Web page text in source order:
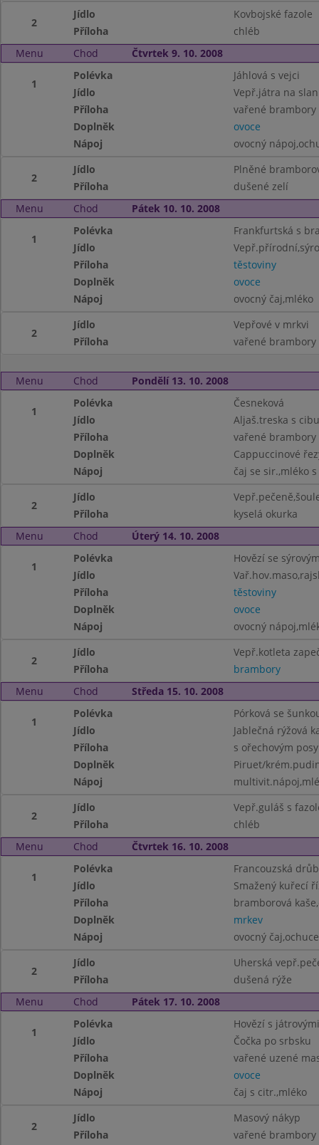
2
Jídlo
Kovbojské fazole
Příloha
chléb
Menu
Chod Čtvrtek 9. 10. 2008
1
Polévka
Jáhlová s vejci
Jídlo
Vepř.játra na
Příloha
vařené brambory
Doplněk
ovoce
Nápoj
ovocný
2
Jídlo
Plněné
Příloha
dušené zelí
Menu
Chod Pátek 10. 10. 2008
1
Polévka
Frankfurtská s
Jídlo
Příloha
těstoviny
Doplněk
ovoce
Nápoj
ovocný čaj,mléko
2
Jídlo
Vepřové v mrkvi
Příloha
vařené brambory
Menu Chod Pondělí 13. 10. 2008
1
Polévka
Česneková
Jídlo
Aljaš.treska s
Příloha
vařené brambory
Doplněk
Cappuccinové
Nápoj
čaj se sir.,mléko
2
Jídlo
Příloha
kyselá okurka
Menu
Chod Úterý 14. 10. 2008
1
Polévka
Hovězí se
Jídlo
Příloha
těstoviny
Doplněk
ovoce
Nápoj
ovocný
2
Jídlo
Vepř.kotleta
Příloha
brambory
Menu
Chod Středa 15. 10. 2008
1
Polévka
Pórková se
Jídlo
Jablečná rýžová
Příloha
s ořechovým
Doplněk
Piruet/
Nápoj
2
Jídlo
Vepř.guláš s
Příloha
chléb
Menu
Chod Čtvrtek 16. 10. 2008
1
Polévka
Francouzská
Jídlo
Smažený kuřecí
Příloha
bramborová
Doplněk
mrkev
Nápoj
ovocný
2
Jídlo
Uherská
Příloha
dušená rýže
Menu
Chod Pátek 17. 10. 2008
1
Polévka
Hovězí s
Jídlo
Čočka po srbsku
Příloha
vařené uzené
Doplněk
ovoce
Nápoj
čaj s citr.,mléko
2
Jídlo
Masový nákyp
Příloha
vařené brambory